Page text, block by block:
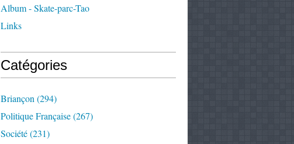
Album - Skate-parc-Tao
Links
Catégories
Briançon (294)
Politique Française(267)
Société(231)